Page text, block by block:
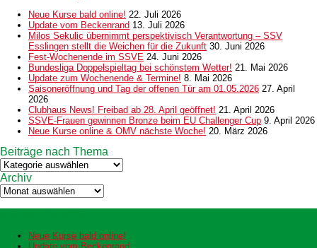
Neue Kurse bald online! 22. Juli 2026
Update vom Beckenrand 13. Juli 2026
Milos Sekulic übernimmt perspektivisch Verantwortung – SSV
Esslingen stellt die Weichen für die Zukunft 30. Juni 2026
Fest-Wochenende im SSVE 24. Juni 2026
Bundesliga Doppelspieltag bei schönstem Wetter! 21. Mai 2026
Update zum Wochenende & Termine! 8. Mai 2026
Saisoneröffnung und Tag der offenen Tür am 01.05.2026 27. April
2026
Clubhaus News! Freibad ab 28. April geöffnet! 21. April 2026
SSVE-Frauen gewinnen Bronze beim EU Challenger Cup 9. April 2026
Neue Kurse online & OMV nächste Woche! 20. März 2026
Beiträge nach Thema
Beiträge
nach
Thema
Archiv
Archiv
Neue Kurse bald online!